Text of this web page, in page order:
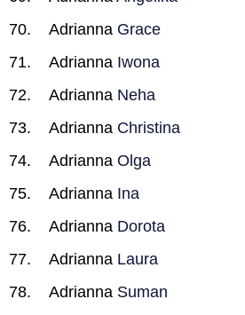
Adrianna Grace
Adrianna Iwona
Adrianna Neha
Adrianna Christina
Adrianna Olga
Adrianna Ina
Adrianna Dorota
Adrianna Laura
Adrianna Suman